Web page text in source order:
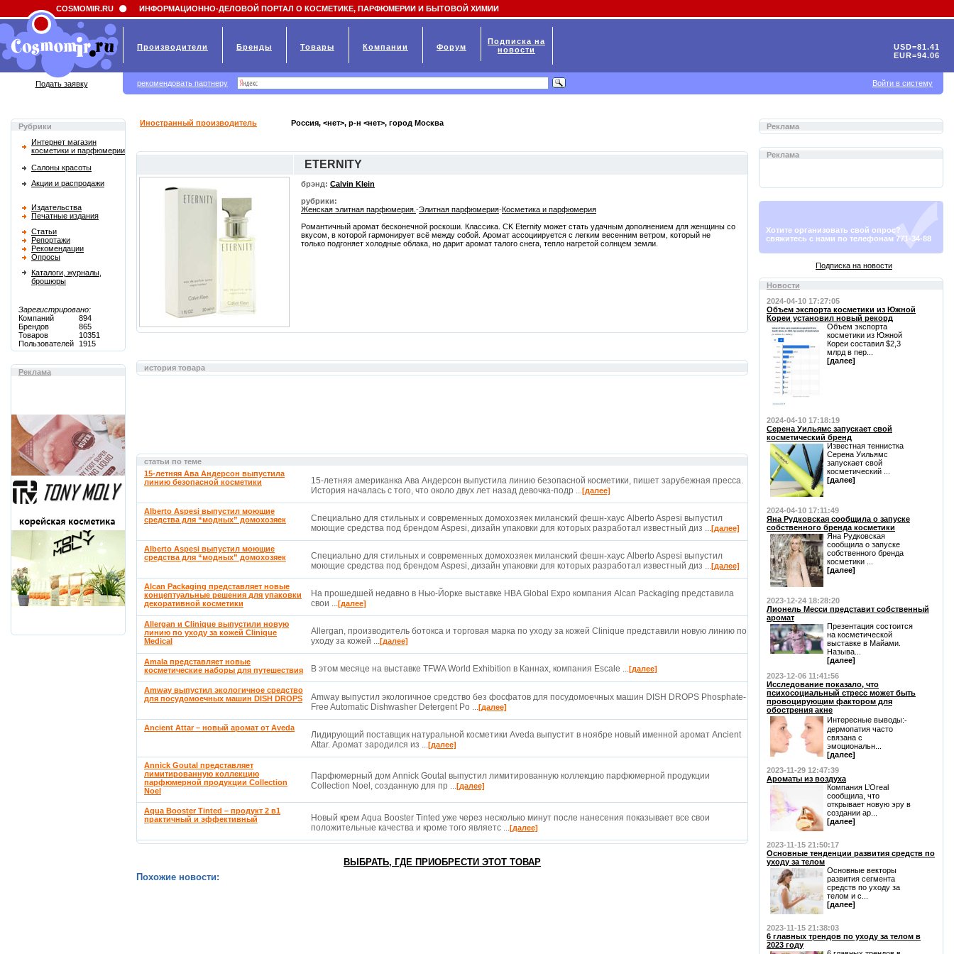
Field 'news_title' doesn't have a default value
Рубрики
Интернет магазин
косметики и парфюмерии
Салоны красоты
Акции и распродажи
Издательства
Печатные издания
Статьи
Репортажи
Рекомендации
Опросы
Каталоги, журналы,
брошюры
Зарегистрировано:
Компаний
894
Брендов
865
Товаров
10351
Пользователей
1915
Реклама
Иностранный производитель Россия, <нет>, р-н <нет>, город Москва
ETERNITY
брэнд: Calvin Klein
рубрики:
Женская элитная парфюмерия. -Элитная парфюмерия-Косметика и парфюмерия
Романтичный аромат бесконечной роскоши. Классика. CK Eternity может стать удачным дополнением для женщины со
вкусом, в которой гармонирует всё между собой. Аромат ассоциируется с легким весенним ветром, который не
только подгоняет холодные облака, но дарит аромат талого снега, тепло нагретой солнцем земли.
история товара
статьи по теме
15-летняя Ава Андерсон выпустила
линию безопасной косметики
15-летняя американка Ава Андерсон выпустила линию безопасной косметики, пишет зарубежная пресса.
История началась с того, что около двух лет назад девочка-подр ...[далее]
Alberto Aspesi выпустил моющие
средства для “модных” домохозяек
Специально для стильных и современных домохозяек миланский фешн-хаус Alberto Aspesi выпустил
моющие средства под брендом Aspesi, дизайн упаковки для которых разработал известный диз ...[далее]
Alberto Aspesi выпустил моющие
средства для “модных” домохозяек
Специально для стильных и современных домохозяек миланский фешн-хаус Alberto Aspesi выпустил
моющие средства под брендом Aspesi, дизайн упаковки для которых разработал известный диз ...[далее]
Alcan Packaging представляет новые
концептуальные решения для упаковки
декоративной косметики
На прошедшей недавно в Нью-Йорке выставке HBA Global Expo компания Alcan Packaging представила
свои ...[далее]
Allergan и Clinique выпустили новую
линию по уходу за кожей Clinique
Medical
Allergan, производитель ботокса и торговая марка по уходу за кожей Clinique представили новую линию по
уходу за кожей ...[далее]
Amala представляет новые
косметические наборы для путешествия
В этом месяце на выставке TFWA World Exhibition в Каннах, компания Escale ...[далее]
Amway выпустил экологичное средство
для посудомоечных машин DISH DROPS
Amway выпустил экологичное средство без фосфатов для посудомоечных машин DISH DROPS Phosphate-
Free Automatic Dishwasher Detergent Po ...[далее]
Ancient Attar – новый аромат от Aveda
Лидирующий поставщик натуральной косметики Aveda выпустит в ноябре новый именной аромат Ancient
Attar. Аромат зародился из ...[далее]
Annick Goutal представляет
лимитированную коллекцию
парфюмерной продукции Collection
Noel
Парфюмерный дом Annick Goutal выпустил лимитированную коллекцию парфюмерной продукции
Collection Noel, созданную для пр ...[далее]
Aqua Booster Tinted – продукт 2 в1
практичный и эффективный
Новый крем Aqua Booster Tinted уже через несколько минут после нанесения показывает все свои
положительные качества и кроме того являетс ...[далее]
ВЫБРАТЬ, ГДЕ ПРИОБРЕСТИ ЭТОТ ТОВАР
Похожие новости:
Реклама
Реклама
Хотите организовать свой опрос?
свяжитесь с нами по телефонам 771-34-88
Подписка на новости
Новости
2024-04-10 17:27:05
Объем экспорта косметики из Южной
Кореи установил новый рекорд
Объем экспорта
косметики из Южной
Кореи составил $2,3
млрд в пер...
[далее]
2024-04-10 17:18:19
Серена Уильямс запускает свой
косметический бренд
Известная теннистка
Серена Уильямс
запускает свой
косметический ...
[далее]
2024-04-10 17:11:49
Яна Рудковская сообщила о запуске
собственного бренда косметики
Яна Рудковская
сообщила о запуске
собственного бренда
косметики ...
[далее]
2023-12-24 18:28:20
Лионель Месси представит собственный
аромат
Презентация состоится
на косметической
выставке в Майами.
Называ...
[далее]
2023-12-06 11:41:56
Исследование показало, что
психосоциальный стресс может быть
провоцирующим фактором для
обострения акне
Интересные выводы:⁃
дермопатия часто
связана с
эмоциональн...
[далее]
2023-11-29 12:47:39
Ароматы из воздуха
Компания L’Oreal
сообщила, что
открывает новую эру в
создании ар...
[далее]
2023-11-15 21:50:17
Основные тенденции развития средств по
уходу за телом
Основные векторы
развития сегмента
средств по уходу за
телом и с...
[далее]
2023-11-15 21:38:03
6 главных трендов по уходу за телом в
2023 году
COSMOMIR.RU ИНФОРМАЦИОННО-ДЕЛОВОЙ ПОРТАЛ О КОСМЕТИКЕ, ПАРФЮМЕРИИ И БЫТОВОЙ ХИМИИ
Производители Бренды Товары Компании Форум
Подписка на
новости
USD=81.41
EUR=94.06
Подать заявку рекомендовать партнеру Войти в систему